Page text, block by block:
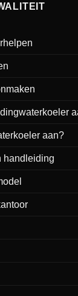
aan?
handleiding